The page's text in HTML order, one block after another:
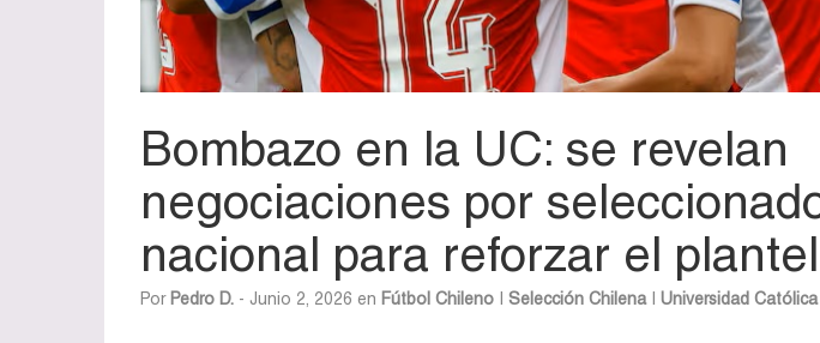
Bombazo en la UC: se revelan
negociaciones por
nacional para reforzar el plantel
Por Pedro D. - Junio 2, 2026 en Fútbol Chileno Selección Chilena Universidad Católica